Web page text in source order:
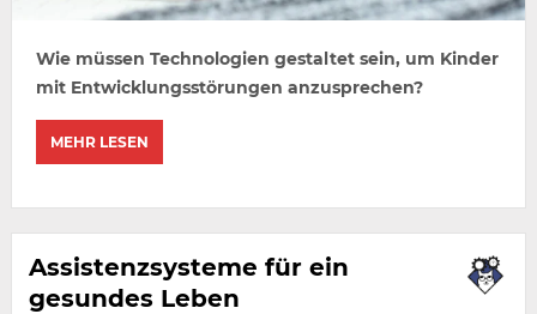
Wie müssen Technologien gestaltet sein, um Kinder
mit Entwicklungsstörungen anzusprechen?
MEHR LESEN
Assistenzsysteme für ein
gesundes Leben